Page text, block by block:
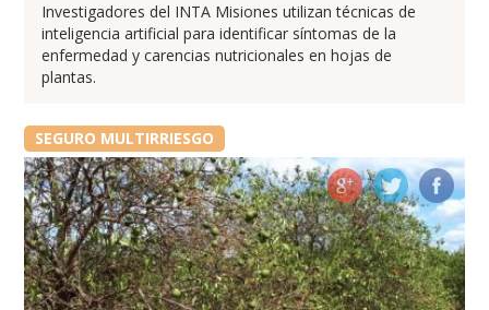
Investigadores del INTA Misiones utilizan técnicas de
inteligencia artificial para identificar síntomas de la
enfermedad y carencias nutricionales en hojas de
plantas.
SEGURO MULTIRRIESGO